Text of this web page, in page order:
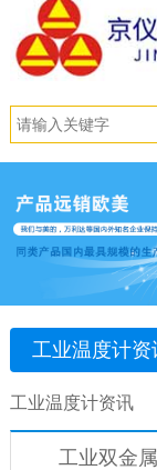
工业温度计资
工业温度计资讯
工业双金